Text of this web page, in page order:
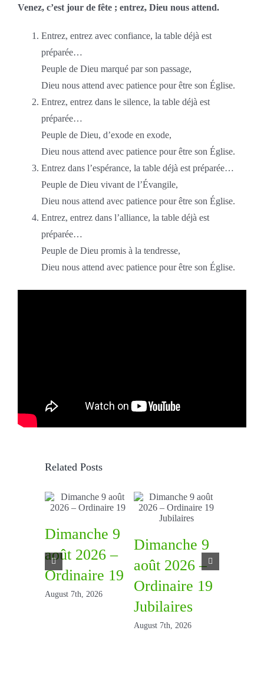
Venez, c’est jour de fête ; entrez, Dieu nous attend.
Entrez, entrez avec confiance, la table déjà est
préparée…
Peuple de Dieu marqué par son passage,
Dieu nous attend avec patience pour être son Église.
Entrez, entrez dans le silence, la table déjà est
préparée…
Peuple de Dieu, d’exode en exode,
Dieu nous attend avec patience pour être son Église.
Entrez dans l’espérance, la table déjà est préparée…
Peuple de Dieu vivant de l’Évangile,
Dieu nous attend avec patience pour être son Église.
Entrez, entrez dans l’alliance, la table déjà est
préparée…
Peuple de Dieu promis à la tendresse,
Dieu nous attend avec patience pour être son Église.
Related Posts
Dimanche 9
août 2026 –
Ordinaire 19
August 7th, 2026
Dimanche 9
août 2026 –
Ordinaire 19
Jubilaires
August 7th, 2026